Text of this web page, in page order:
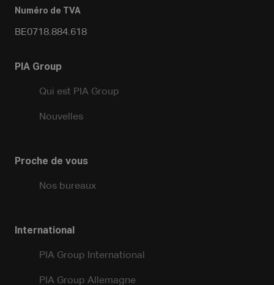
Numéro de TVA
BE0718.884.618
PIA Group
Qui est PIA Group
Nouvelles
Proche de vous
Nos bureaux
International
PIA Group International
PIA Group Allemagne